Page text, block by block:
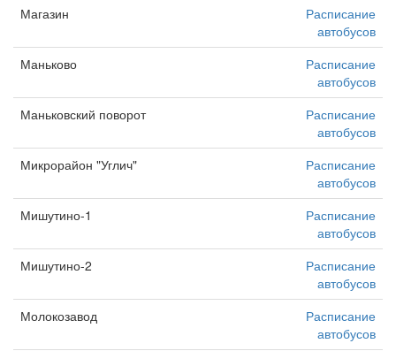
Магазин
Расписание
автобусов
Маньково
Расписание
автобусов
Маньковский поворот
Расписание
автобусов
Микрорайон "Углич"
Расписание
автобусов
Мишутино-1
Расписание
автобусов
Мишутино-2
Расписание
автобусов
Молокозавод
Расписание
автобусов